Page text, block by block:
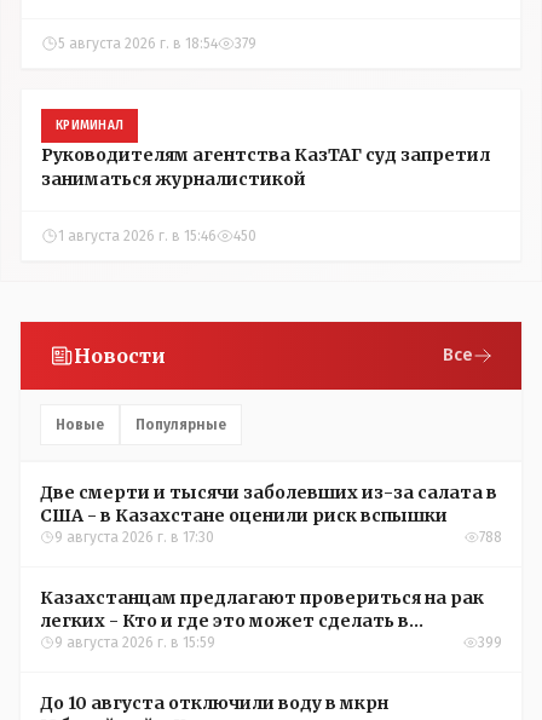
5 августа 2026 г. в 18:54 379
КРИМИНАЛ
Руководителям агентства КазТАГ суд запретил
заниматься журналистикой
1 августа 2026 г. в 15:46 450
Новости Все
Новые Популярные
Две смерти и тысячи заболевших из-за салата в
США - в Казахстане оценили риск вспышки
9 августа 2026 г. в 17:30 788
Казахстанцам предлагают провериться на рак
легких - Кто и где это может сделать в
Костанайской области
9 августа 2026 г. в 15:59 399
До 10 августа отключили воду в мкрн